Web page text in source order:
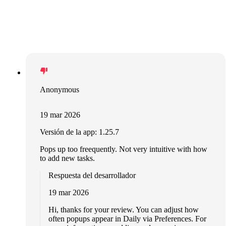
Anonymous
19 mar 2026
Versión de la app: 1.25.7
Pops up too freequently. Not very intuitive with how
to add new tasks.
Respuesta del desarrollador
19 mar 2026
Hi, thanks for your review. You can adjust how
often popups appear in Daily via Preferences. For